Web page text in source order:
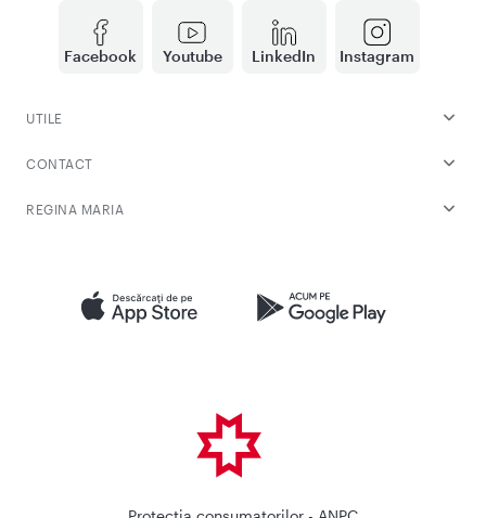
Facebook Youtube LinkedIn Instagram
UTILE
CONTACT
REGINA MARIA